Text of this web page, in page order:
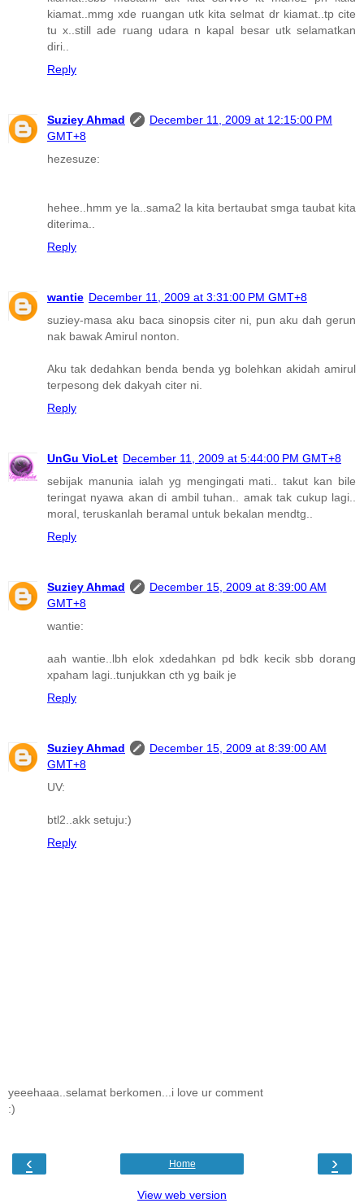
kiamat..mmg xde ruangan utk kita selmat dr kiamat..tp cite
tu x..still ade ruang udara n kapal besar utk selamatkan
diri..
Reply
Suziey Ahmad
December 11, 2009 at 12:15:00 PM
GMT+8
hezesuze:
hehee..hmm ye la..sama2 la kita bertaubat smga taubat kita
diterima..
Reply
wantie December 11, 2009 at 3:31:00 PM GMT+8
suziey-masa aku baca sinopsis citer ni, pun aku dah gerun
nak bawak Amirul nonton.
Aku tak dedahkan benda benda yg bolehkan akidah amirul
terpesong dek dakyah citer ni.
Reply
UnGu VioLet December 11, 2009 at 5:44:00 PM GMT+8
sebijak manunia ialah yg mengingati mati.. takut kan bile
teringat nyawa akan di ambil tuhan.. amak tak cukup lagi..
moral, teruskanlah beramal untuk bekalan mendtg..
Reply
Suziey Ahmad
December 15, 2009 at 8:39:00 AM
GMT+8
wantie:
aah wantie..lbh elok xdedahkan pd bdk kecik sbb dorang
xpaham lagi..tunjukkan cth yg baik je
Reply
Suziey Ahmad
December 15, 2009 at 8:39:00 AM
GMT+8
UV:
btl2..akk setuju:)
Reply
yeeehaaa..selamat berkomen...i love ur comment
:)
‹ ›
Home
View web version